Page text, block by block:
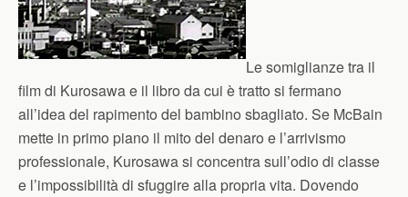
Le somiglianze tra il
film di Kurosawa e il libro da cui è tratto si fermano
all’idea del rapimento del bambino sbagliato. Se McBain
mette in primo piano il mito del denaro e l’arrivismo
professionale, Kurosawa si concentra sull’odio di classe
e l’impossibilità di sfuggire alla propria vita. Dovendo